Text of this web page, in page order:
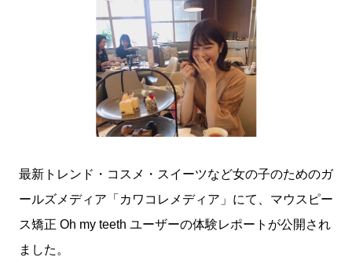
最新トレンド・コスメ・スイーツなど女の子のためのガ
ールズメディア「カワコレメディア」にて、マウスピー
ス矯正 Oh my teeth ユーザーの体験レポートが公開され
ました。